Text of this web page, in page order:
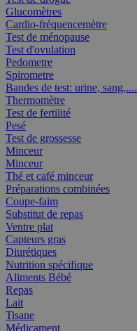
Glucomètres
Cardio-fréquencemètre
Test de ménopause
Test d'ovulation
Pedometre
Spirometre
Bandes de test: urine, sang,....
Thermomètre
Test de fertilité
Pesé
Test de grossesse
Minceur
Minceur
Thé et café minceur
Préparations combinées
Coupe-faim
Substitut de repas
Ventre plat
Capteurs gras
Diurétiques
Nutrition spécifique
Aliments Bébé
Repas
Lait
Tisane
Médicament